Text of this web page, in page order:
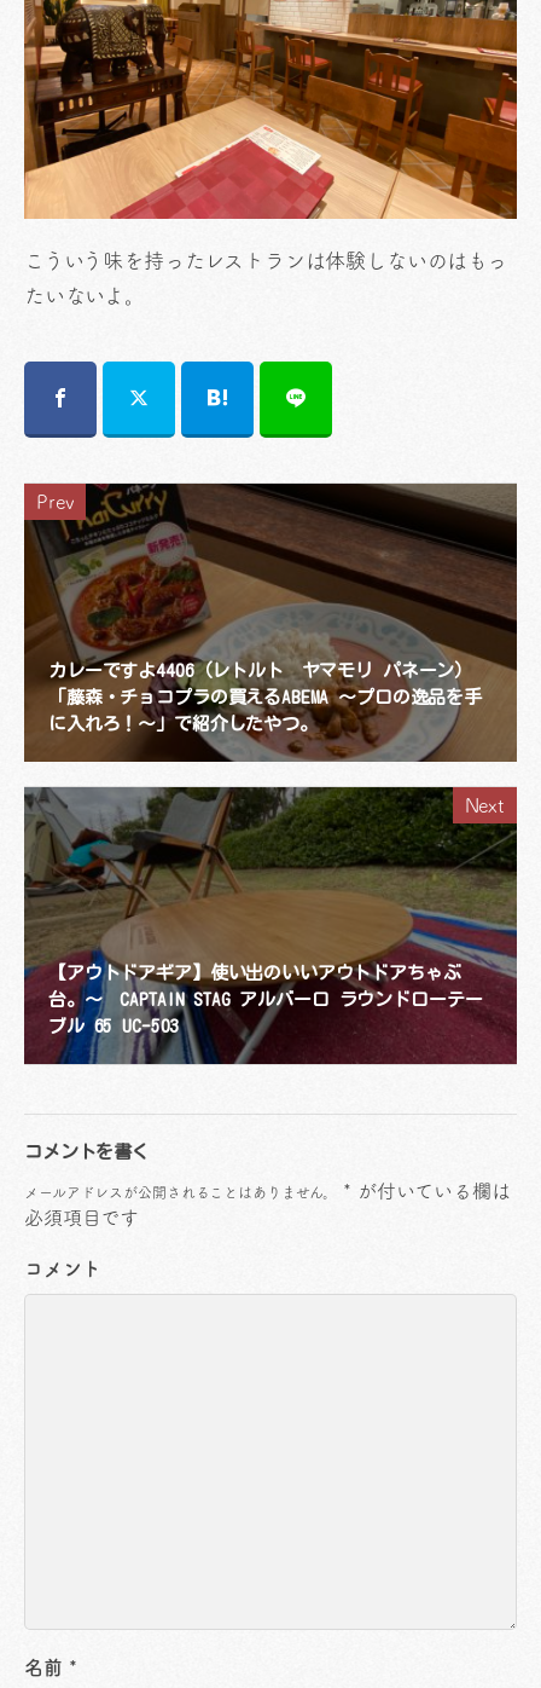
こういう味を持ったレストランは体験しないのはもっ
たいないよ。
Prev
カレーですよ4406（レトルト ヤマモリ パネーン）
「藤森・チョコプラの買えるABEMA 〜プロの逸品を手
に入れろ！〜」で紹介したやつ。
Next
【アウトドアギア】使い出のいいアウトドアちゃぶ
台。〜 CAPTAIN STAG アルバーロ ラウンドローテー
ブル 65 UC-503
コメントを書く
メールアドレスが公開されることはありません。 * が付いている欄は
必須項目です
コメント
名前 *